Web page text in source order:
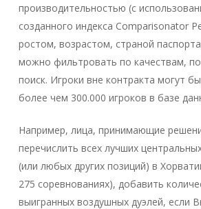
производительностью (с
созданного индекса Comparisonator
ростом, возрастом, страной
можно фильтровать по качествам,
поиск. Игроки вне контракта могут
более чем 300.000 игроков в базе
Например, лица, принимающие
перечислить всех лучших
(или любых других позиций) в
275 соревнованиях), добавить
выигранных воздушных дуэлей, если